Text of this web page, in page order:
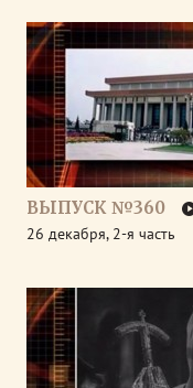
ВЫПУСК №360
26 декабря, 2-я часть